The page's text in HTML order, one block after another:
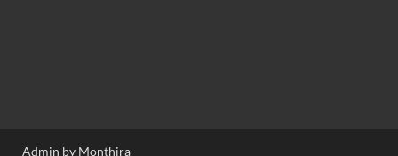
Admin by Monthira